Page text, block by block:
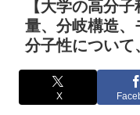
【大学の高分
量、分岐構造、
分子性について
X